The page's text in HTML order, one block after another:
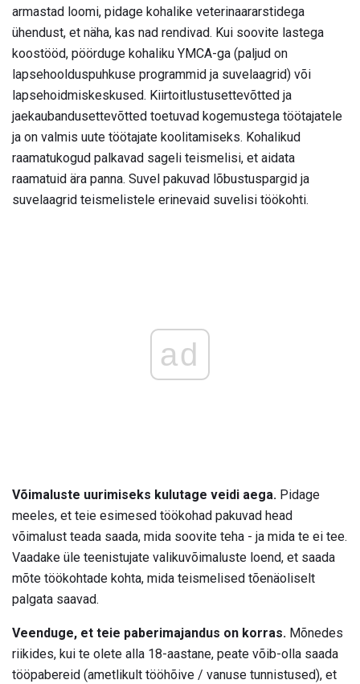
armastad loomi, pidage kohalike veterinaararstidega
ühendust, et näha, kas nad rendivad. Kui soovite lastega
koostööd, pöörduge kohaliku YMCA-ga (paljud on
lapsehoolduspuhkuse programmid ja suvelaagrid) või
lapsehoidmiskeskused. Kiirtoitlustusettevõtted ja
jaekaubandusettevõtted toetuvad kogemustega töötajatele
ja on valmis uute töötajate koolitamiseks. Kohalikud
raamatukogud palkavad sageli teismelisi, et aidata
raamatuid ära panna. Suvel pakuvad lõbustuspargid ja
suvelaagrid teismelistele erinevaid suvelisi töökohti.
ad
Võimaluste uurimiseks kulutage veidi aega. Pidage
meeles, et teie esimesed töökohad pakuvad head
võimalust teada saada, mida soovite teha - ja mida te ei tee.
Vaadake üle teenistujate valikuvõimaluste loend, et saada
mõte töökohtade kohta, mida teismelised tõenäoliselt
palgata saavad.
Veenduge, et teie paberimajandus on korras. Mõnedes
riikides, kui te olete alla 18-aastane, peate võib-olla saada
tööpabereid (ametlikult tööhõive / vanuse tunnistused), et